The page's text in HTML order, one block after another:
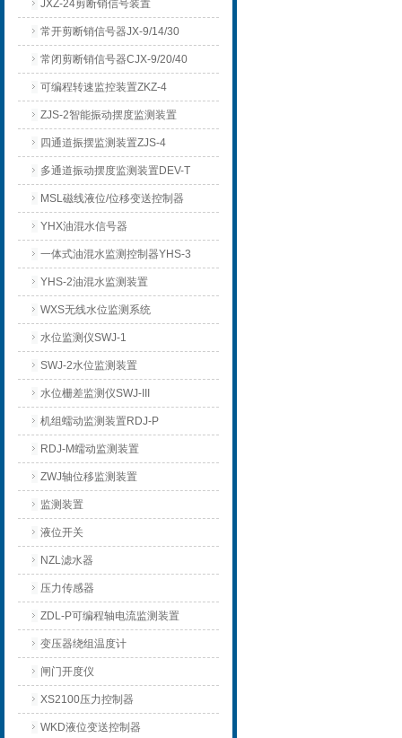
JXZ-24剪断销信号装置
常开剪断销信号器JX-9/14/30
常闭剪断销信号器CJX-9/20/40
可编程转速监控装置ZKZ-4
ZJS-2智能振动摆度监测装置
四通道振摆监测装置ZJS-4
多通道振动摆度监测装置DEV-T
MSL磁线液位/位移变送控制器
YHX油混水信号器
一体式油混水监测控制器YHS-3
YHS-2油混水监测装置
WXS无线水位监测系统
水位监测仪SWJ-1
SWJ-2水位监测装置
水位栅差监测仪SWJ-III
机组蠕动监测装置RDJ-P
RDJ-M蠕动监测装置
ZWJ轴位移监测装置
监测装置
液位开关
NZL滤水器
压力传感器
ZDL-P可编程轴电流监测装置
变压器绕组温度计
闸门开度仪
XS2100压力控制器
WKD液位变送控制器